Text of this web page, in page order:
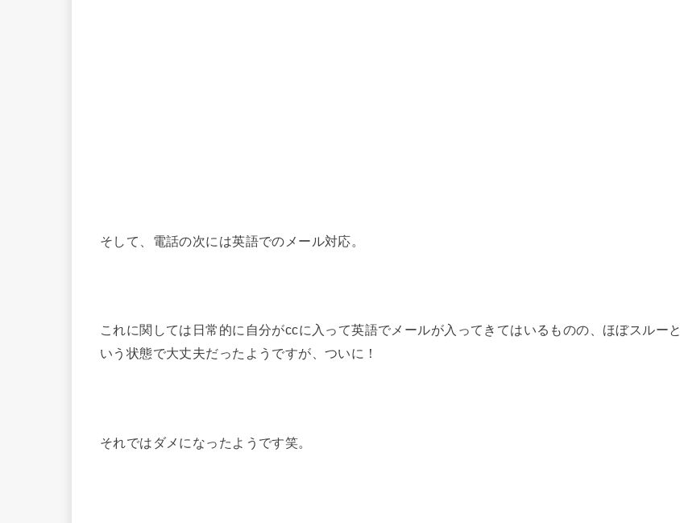
そして、電話の次には英語でのメール対応。
これに関しては日常的に自分がccに入って英語でメールが入ってきてはいるものの、ほぼスルーと
いう状態で大丈夫だったようですが、ついに！
それではダメになったようです笑。